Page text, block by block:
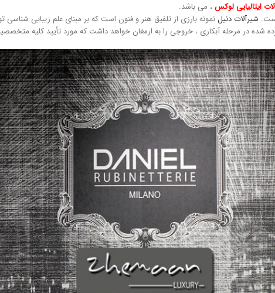
ایتالیایی لوکس ، می باشد.
شیرآلات دنیلنمونه بارزی از تلفیق هنر و فنون است که بر مبنای علم زیبایی شناسی
شده در مرحله آبکاری ، خروجی را به ارمغان خواهد داشت که مورد تأیید کلیه